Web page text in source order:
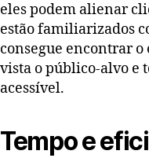
eles podem alienar
estão familiarizados
consegue encontrar
vista o público-alvo e
acessível.
Tempo e